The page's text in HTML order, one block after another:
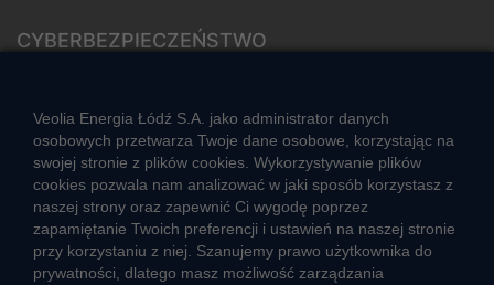
CYBERBEZPIECZEŃSTWO
CIEPŁO SYSTEMOWE
Zalety ciepła systemowego
Ciepło przez cały rok
Veolia Energia Łódź S.A. jako administrator danych
osobowych przetwarza Twoje dane osobowe, korzystając na
swojej stronie z plików cookies. Wykorzystywanie plików
cookies pozwala nam analizować w jaki sposób korzystasz z
naszej strony oraz zapewnić Ci wygodę poprzez
zapamiętanie Twoich preferencji i ustawień na naszej stronie
przy korzystaniu z niej. Szanujemy prawo użytkownika do
prywatności, dlatego masz możliwość zarządzania